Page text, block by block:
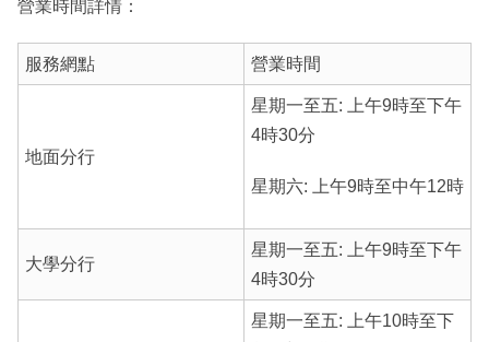
營業時間詳情：
服務網點 營業時間
地面分行
星期一至五: 上午9時至下午
4時30分
星期六: 上午9時至中午12時
大學分行
星期一至五: 上午9時至下午
4時30分
星期一至五: 上午10時至下